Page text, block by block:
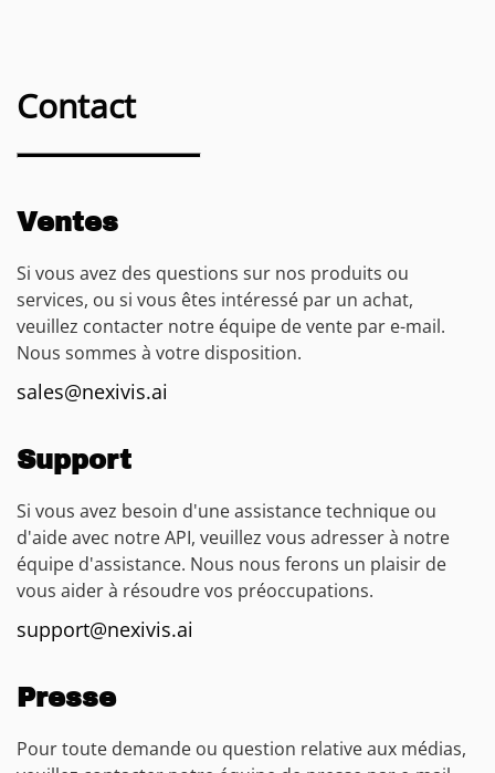
Contact
Ventes
Si vous avez des questions sur nos produits ou
services, ou si vous êtes intéressé par un achat,
veuillez contacter notre équipe de vente par e-mail.
Nous sommes à votre disposition.
sales@nexivis.ai
Support
Si vous avez besoin d'une assistance technique ou
d'aide avec notre API, veuillez vous adresser à notre
équipe d'assistance. Nous nous ferons un plaisir de
vous aider à résoudre vos préoccupations.
support@nexivis.ai
Presse
Pour toute demande ou question relative aux médias,